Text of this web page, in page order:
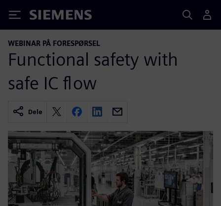
Siemens
WEBINAR PÅ FORESPØRSEL
Functional safety with
safe IC flow
Dele